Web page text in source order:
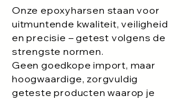
Onze epoxyharsen staan voor
uitmuntende kwaliteit, veiligheid
en precisie – getest volgens de
strengste normen.
Geen goedkope import, maar
hoogwaardige, zorgvuldig
geteste producten waarop je